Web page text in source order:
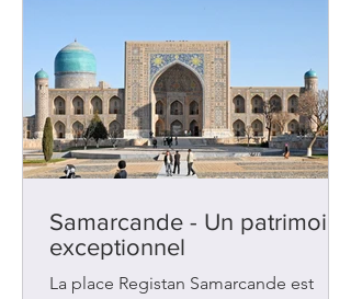
Grand qui a pris possession des lieux.
Des peuples voisins tels les Arabes et
les Turcs ont tour à tour imposés leurs
lois, leur culture et leur rel
Samarcande - Un patrimoine
exceptionnel
La place Registan Samarcande est